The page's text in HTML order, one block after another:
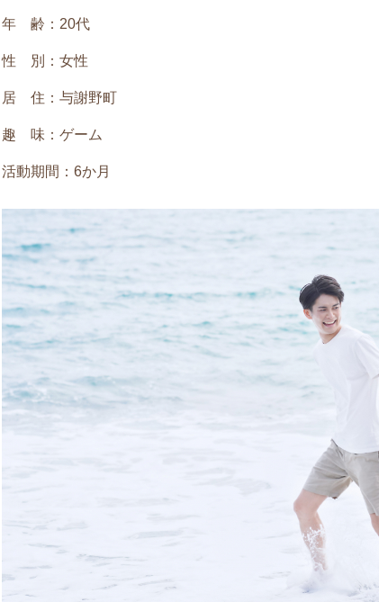
年 齢：20代
性 別：女性
居 住：与謝野町
趣 味：ゲーム
活動期間：6か月